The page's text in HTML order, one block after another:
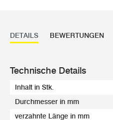
DETAILS BEWERTUNGEN
Technische Details
Inhalt in Stk.
Durchmesser in mm
verzahnte Länge in mm